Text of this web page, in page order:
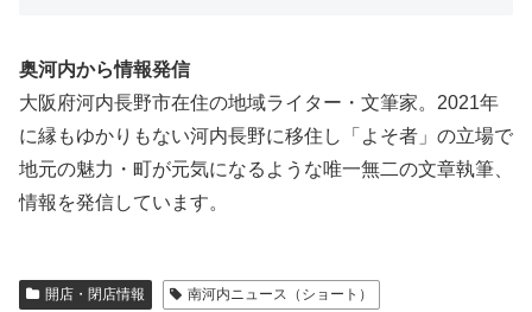
奥河内から情報発信
大阪府河内長野市在住の地域ライター・文筆家。2021年
に縁もゆかりもない河内長野に移住し「よそ者」の立場で
地元の魅力・町が元気になるような唯一無二の文章執筆、
情報を発信しています。
開店・閉店情報 南河内ニュース（ショート）